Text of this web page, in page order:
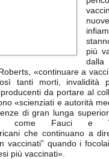
più
dalla
«continuare a
tanti morti, invalidità
da portare al
«scienziati e autorità
di gran lunga
come Fauci e
che continuano a
vaccinati” quando i
più vaccinati».